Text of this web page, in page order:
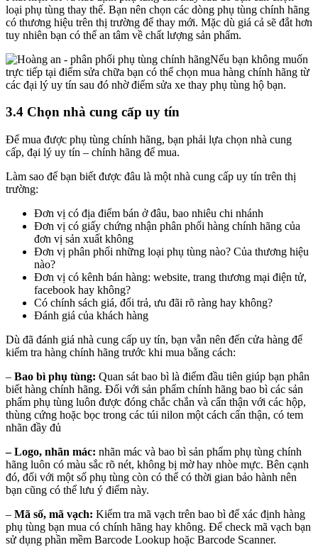
loại phụ tùng thay thế. Bạn nên chọn các dòng phụ tùng chính hãng
có thương hiệu trên thị trường để thay mới. Mặc dù giá cả sẽ đắt hơn
tuy nhiên bạn có thể an tâm về chất lượng sản phẩm.
Nếu bạn không muốn
trực tiếp tại điểm sửa chữa bạn có thể chọn mua hàng chính hãng từ
các đại lý uy tín sau đó nhờ điểm sửa xe thay phụ tùng hộ bạn.
3.4 Chọn nhà cung cấp uy tín
Để mua được phụ tùng chính hãng, bạn phải lựa chọn nhà cung
cấp, đại lý uy tín – chính hãng để mua.
Làm sao để bạn biết được đâu là một nhà cung cấp uy tín trên thị
trường:
Đơn vị có địa điểm bán ở đâu, bao nhiêu chi nhánh
Đơn vị có giấy chứng nhận phân phối hàng chính hãng của
đơn vị sản xuất không
Đơn vị phân phối những loại phụ tùng nào? Của thương hiệu
nào?
Đơn vị có kênh bán hàng: website, trang thương mại điện tử,
facebook hay không?
Có chính sách giá, đổi trả, ưu đãi rõ ràng hay không?
Đánh giá của khách hàng
Dù đã đánh giá nhà cung cấp uy tín, bạn vẫn nên đến cửa hàng để
kiểm tra hàng chính hãng trước khi mua bằng cách:
– Bao bì phụ tùng: Quan sát bao bì là điểm đầu tiên giúp bạn phân
biết hàng chính hãng. Đối với sản phẩm chính hãng bao bì các sản
phẩm phụ tùng luôn được đóng chắc chắn và cẩn thận với các hộp,
thùng cứng hoặc bọc trong các túi nilon một cách cẩn thận, có tem
nhãn đầy đủ
– Logo, nhãn mác: nhãn mác và bao bì sản phẩm phụ tùng chính
hãng luôn có màu sắc rõ nét, không bị mờ hay nhòe mực. Bên cạnh
đó, đối với một số phụ tùng còn có thể có thời gian bảo hành nên
bạn cũng có thể lưu ý điểm này.
– Mã số, mã vạch: Kiểm tra mã vạch trên bao bì để xác định hàng
phụ tùng bạn mua có chính hãng hay không. Để check mã vạch bạn
sử dụng phần mềm Barcode Lookup hoặc Barcode Scanner.